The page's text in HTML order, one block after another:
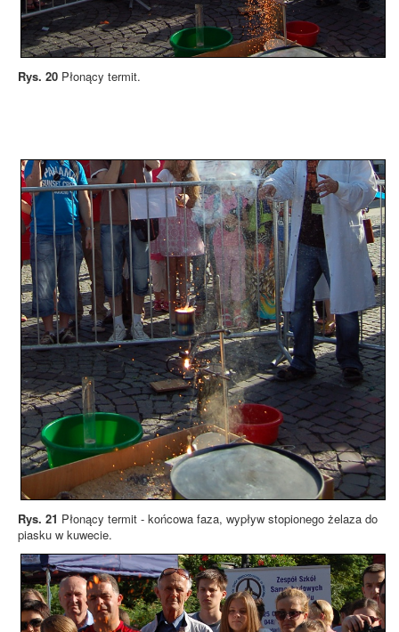
Rys. 20 Płonący termit.
Rys. 21 Płonący termit - końcowa faza, wypływ stopionego żelaza do
piasku w kuwecie.